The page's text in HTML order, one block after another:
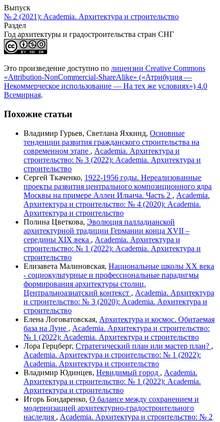
Выпуск
№ 2 (2021): Academia. Архитектура и строительство
Раздел
Год архитектуры и градостроительства стран СНГ
Это произведение доступно по лицензии Creative Commons
«Attribution-NonCommercial-ShareAlike» («Атрибуция —
Некоммерческое использование — На тех же условиях») 4.0
Всемирная.
Похожие статьи
Владимир Гурьев, Светлана Яхкинд, Основные
тенденции развития гражданского строительства на
современном этапе , Academia. Архитектура и
строительство: № 3 (2022): Academia. Архитектура и
строительство
Сергей Ткаченко, 1922-1956 годы. Нереализованные
проекты развития центрального композиционного ядра
Москвы на примере Аллеи Ильича. Часть 2 , Academia.
Архитектура и строительство: № 4 (2020): Academia.
Архитектура и строительство
Полина Цветкова, Эволюция палладианской
архитектурной традиции Германии конца XVII –
середины XIX века , Academia. Архитектура и
строительство: № 1 (2022): Academia. Архитектура и
строительство
Елизавета Малиновская, Национальные школы ХХ века
- социокультурные и профессиональные парадигмы
формирования архитектуры столиц.
Центральноазиатский контекст , Academia. Архитектура
и строительство: № 3 (2020): Academia. Архитектура и
строительство
Елена Логоватовская, Архитектура и космос. Обитаемая
база на Луне , Academia. Архитектура и строительство:
№ 1 (2022): Academia. Архитектура и строительство
Лора Герцберг, Стратегический план или мастер план? ,
Academia. Архитектура и строительство: № 1 (2022):
Academia. Архитектура и строительство
Владимир Юдинцев, Невидимый город , Academia.
Архитектура и строительство: № 1 (2022): Academia.
Архитектура и строительство
Игорь Бондаренко, О балансе между сохранением и
модернизацией архитектурно-градостроительного
наследия , Academia. Архитектура и строительство: № 2